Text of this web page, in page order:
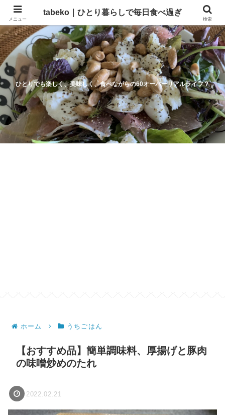
ひとりでも楽しく、美味しく、食べながらの60オーバーリアルライフ？
ホーム うちごはん
【おすすめ品】簡単調味料、厚揚げと豚肉
の味噌炒めのたれ
2022.02.21
メニュー
tabeko｜ひとり暮らしで毎日食べ過ぎ
検索